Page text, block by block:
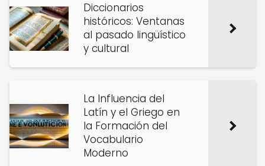
Diccionarios
históricos: Ventanas
al pasado lingüístico
y cultural
La Influencia del
Latín y el Griego en
la Formación del
Vocabulario
Moderno